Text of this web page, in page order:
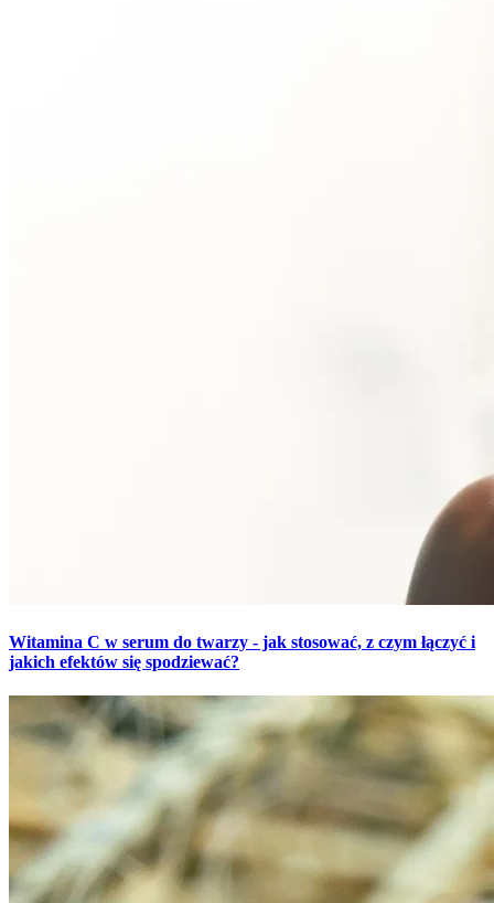
Witamina C w serum do twarzy - jak stosować, z czym łączyć i
jakich efektów się spodziewać?